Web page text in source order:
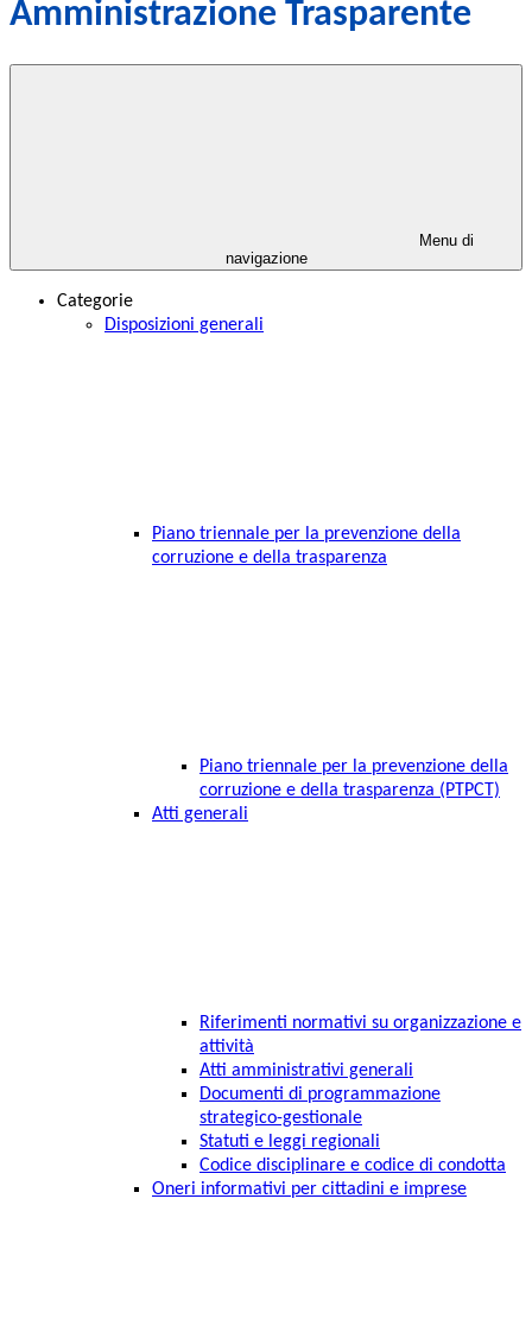
Amministrazione Trasparente
Menu di
navigazione
Categorie
Disposizioni generali
Piano triennale per la prevenzione della
corruzione e della trasparenza
Piano triennale per la prevenzione della
corruzione e della trasparenza (PTPCT)
Atti generali
Riferimenti normativi su organizzazione e
attività
Atti amministrativi generali
Documenti di programmazione
strategico-gestionale
Statuti e leggi regionali
Codice disciplinare e codice di condotta
Oneri informativi per cittadini e imprese